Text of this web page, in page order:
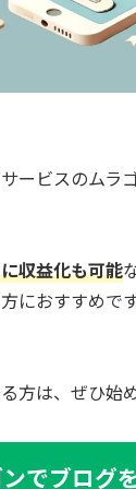
ービスのムラ
収益化も可能
におすすめです
方は、ぜひ始
でブログ